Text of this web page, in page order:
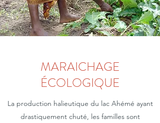
MARAICHAGE
ÉCOLOGIQUE
La production halieutique du lac Ahémé ayant
drastiquement chuté, les familles sont